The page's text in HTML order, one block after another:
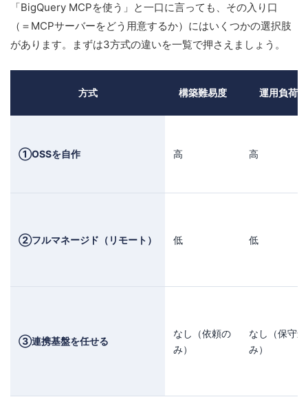
「BigQuery MCPを使う」と一口に言っても、その入り口
（＝MCPサーバーをどう用意するか）にはいくつかの選択肢
があります。まずは3方式の違いを一覧で押さえましょう。
方式 構築難易度 運用負荷
①OSSを自作 高 高
②フルマネージド（リモート） 低 低
③連携基盤を任せる
なし（依頼の
み）
なし（保守込
み）